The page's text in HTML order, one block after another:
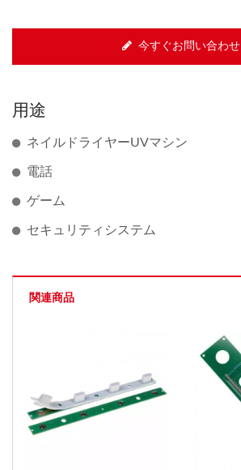
今すぐお問い合わせ
用途
ネイルドライヤーUVマシン
電話
ゲーム
セキュリティシステム
関連商品